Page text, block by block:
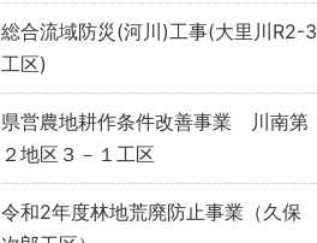
総合流域防災(河川)工事(大里川R2-3
工区)
県営農地耕作条件改善事業 川南第
２地区３－１工区
令和2年度林地荒廃防止事業（久保